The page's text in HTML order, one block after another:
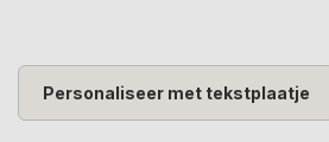
Personaliseer met tekstplaatje